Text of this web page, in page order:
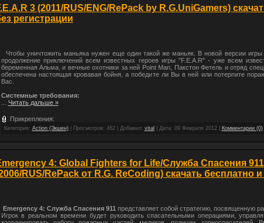
3 (2011/RUS/ENG/RePack by R.G.UniGamers)
регистрации
Чтобы уничтожить маньяка нужен еще один такой же маньяк. В новой версии
продолжение приключений всем известных героев игры "F.E.A.R" - уже всем
беременная Альма, и вечные охотники за ней Point Man, Пакстон Фетель и отряд
обеспечена настоящая кровавая бойня, а победите ли Вы в ней или потерпите
Вас.
Системные требования:
... Читать дальше »
Прикрепления:
Категория: Action (Экшен)| Просмотров: 462 | Добавил: vital | Дата: 09 Февраля 2012| Комментарии (0)
4: Global Fighters for Life/Служба Спасения 911
RUS/RePack от R.G. ReCoding) скачать бесплатно
Emergency 4: Служба Спасения 911представляет собой стратегию, посвященную
Игрок в реальном времени будет руководить спасательными операциями,